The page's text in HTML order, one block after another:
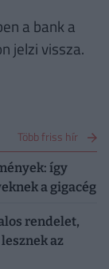
a bank a
jelzi vissza.
Több friss hír
így
a gigacég
rendelet,
az